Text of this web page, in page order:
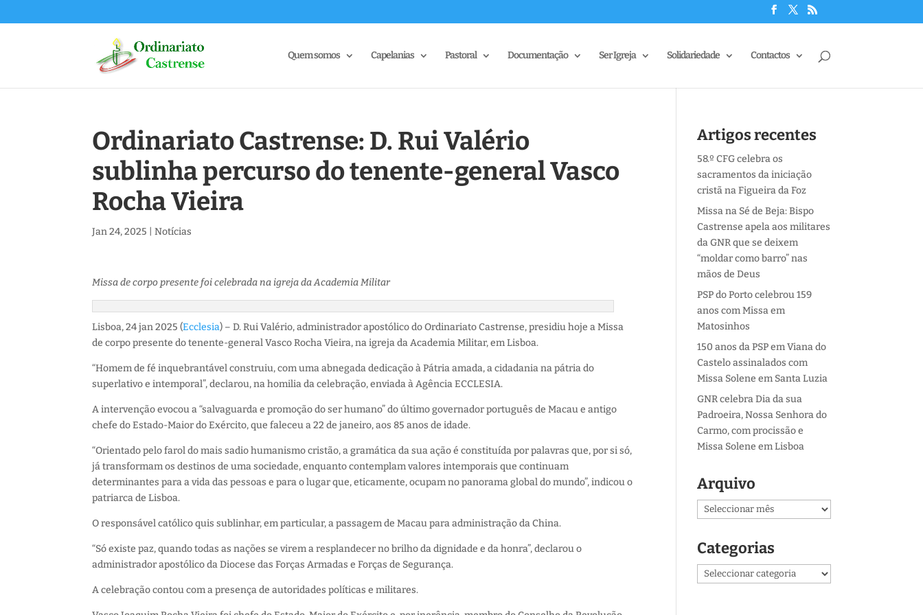
Quem somos Capelanias Pastoral Documentação Ser Igreja Solidariedade Contactos
Ordinariato Castrense: D. Rui Valério
sublinha percurso do tenente-general Vasco
Rocha Vieira
Jan 24, 2025 |Notícias
Missa de corpo presente foi celebrada na igreja da Academia Militar
Lisboa, 24 jan 2025 (Ecclesia) – D. Rui Valério, administrador apostólico do Ordinariato Castrense, presidiu hoje a Missa
de corpo presente do tenente-general Vasco Rocha Vieira, na igreja da Academia Militar, em Lisboa.
“Homem de fé inquebrantável construiu, com uma abnegada dedicação à Pátria amada, a cidadania na pátria do
superlativo e intemporal”, declarou, na homilia da celebração, enviada à Agência ECCLESIA.
A intervenção evocou a “salvaguarda e promoção do ser humano” do último governador português de Macau e antigo
chefe do Estado-Maior do Exército, que faleceu a 22 de janeiro, aos 85 anos de idade.
“Orientado pelo farol do mais sadio humanismo cristão, a gramática da sua ação é constituída por palavras que, por si só,
já transformam os destinos de uma sociedade, enquanto contemplam valores intemporais que continuam
determinantes para a vida das pessoas e para o lugar que, eticamente, ocupam no panorama global do mundo”, indicou o
patriarca de Lisboa.
O responsável católico quis sublinhar, em particular, a passagem de Macau para administração da China.
“Só existe paz, quando todas as nações se virem a resplandecer no brilho da dignidade e da honra”, declarou o
administrador apostólico da Diocese das Forças Armadas e Forças de Segurança.
A celebração contou com a presença de autoridades políticas e militares.
Artigos recentes
58.º CFG celebra os
sacramentos da iniciação
cristã na Figueira da Foz
Missa na Sé de Beja: Bispo
Castrense apela aos militares
da GNR que se deixem
“moldar como barro” nas
mãos de Deus
PSP do Porto celebrou 159
anos com Missa em
Matosinhos
150 anos da PSP em Viana do
Castelo assinalados com
Missa Solene em Santa Luzia
GNR celebra Dia da sua
Padroeira, Nossa Senhora do
Carmo, com procissão e
Missa Solene em Lisboa
Arquivo
Arquivo
Categorias
Categorias